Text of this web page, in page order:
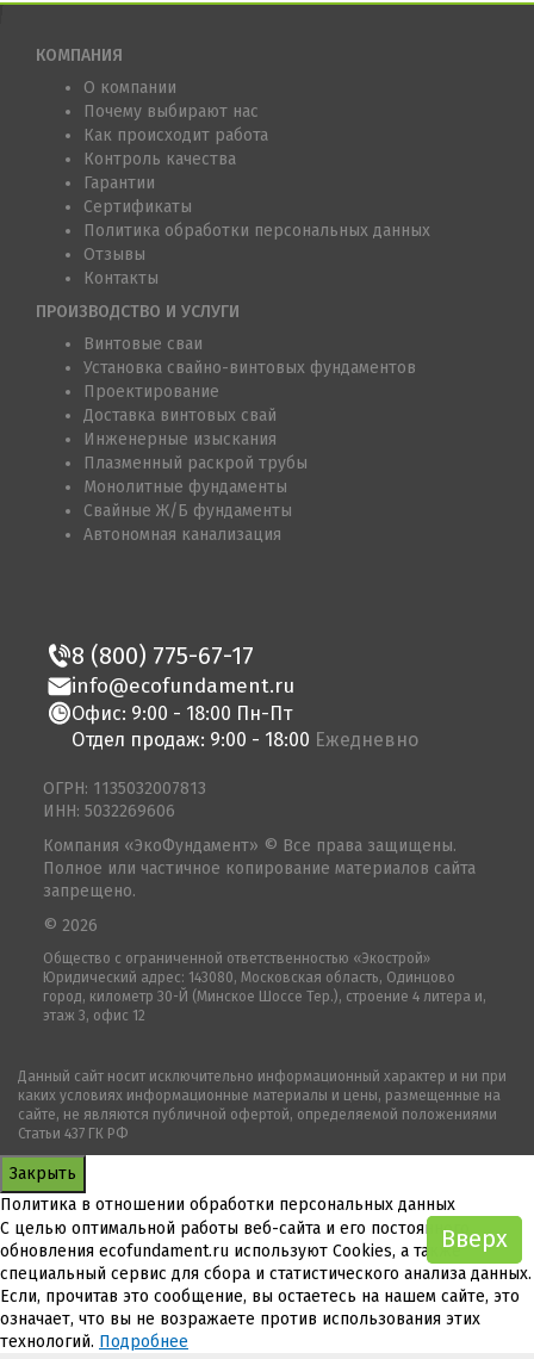
КОМПАНИЯ
О компании
Почему выбирают нас
Как происходит работа
Контроль качества
Гарантии
Сертификаты
Политика обработки персональных данных
Отзывы
Контакты
ПРОИЗВОДСТВО И УСЛУГИ
Винтовые сваи
Установка свайно-винтовых фундаментов
Проектирование
Доставка винтовых свай
Инженерные изыскания
Плазменный раскрой трубы
Монолитные фундаменты
Свайные Ж/Б фундаменты
Автономная канализация
8 (800) 775-67-17
info@ecofundament.ru
Офис: 9:00 - 18:00 Пн-Пт
Отдел продаж: 9:00 - 18:00 Ежедневно
Общество с ограниченной ответственностью «Экострой»
Юридический адрес: 143080, Московская область, Одинцово
город, километр 30-Й (Минское Шоссе Тер.), строение 4 литера и,
этаж 3, офис 12
ОГРН: 1135032007813
ИНН: 5032269606
Компания «ЭкоФундамент» © Все права защищены.
Полное или частичное копирование материалов сайта
запрещено.
© 2026
Данный сайт носит исключительно информационный характер и ни при
каких условиях информационные материалы и цены, размещенные на
сайте, не являются публичной офертой, определяемой положениями
Статьи 437 ГК РФ
Вверх
Вверх
Закрыть
Политика в отношении обработки персональных данных
С целью оптимальной работы веб-сайта и его постоянного
обновления ecofundament.ru используют Cookies, а также
специальный сервис для сбора и статистического анализа данных.
Если, прочитав это сообщение, вы остаетесь на нашем сайте, это
означает, что вы не возражаете против использования этих
технологий. Подробнее